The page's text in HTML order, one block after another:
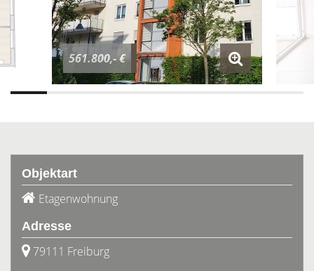
561.800,- €
Objektart
Etagenwohnung
Adresse
79111 Freiburg